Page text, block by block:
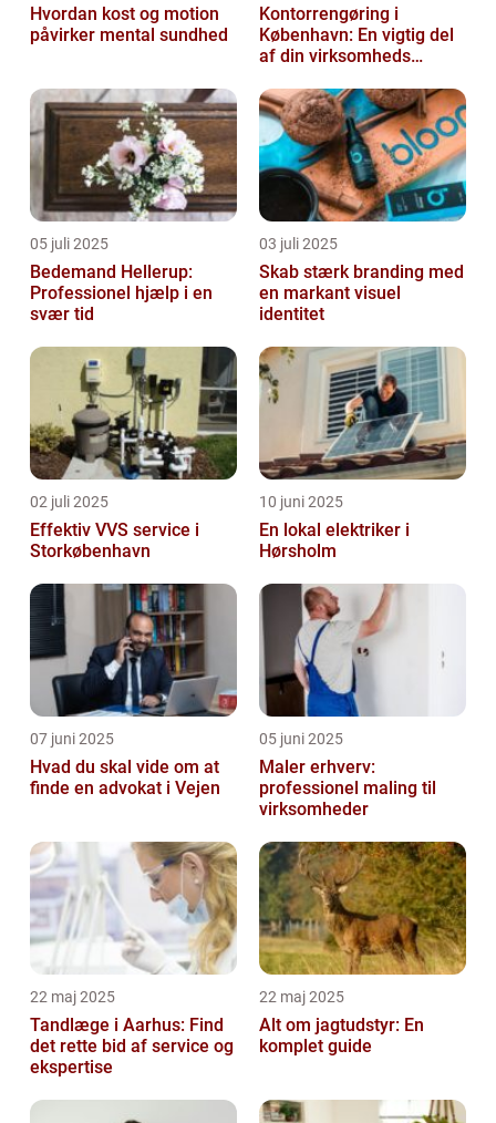
Hvordan kost og motion
påvirker mental sundhed
Kontorrengøring i
København: En vigtig del
af din virksomheds
05 juli 2025
Bedemand Hellerup:
Professionel hjælp i en
svær tid
03 juli 2025
Skab stærk branding med
en markant visuel
identitet
02 juli 2025
Effektiv VVS service i
Storkøbenhavn
10 juni 2025
En lokal elektriker i
Hørsholm
07 juni 2025
Hvad du skal vide om at
finde en advokat i Vejen
05 juni 2025
Maler erhverv:
professionel maling til
virksomheder
22 maj 2025
Tandlæge i Aarhus: Find
det rette bid af service og
ekspertise
22 maj 2025
Alt om jagtudstyr: En
komplet guide